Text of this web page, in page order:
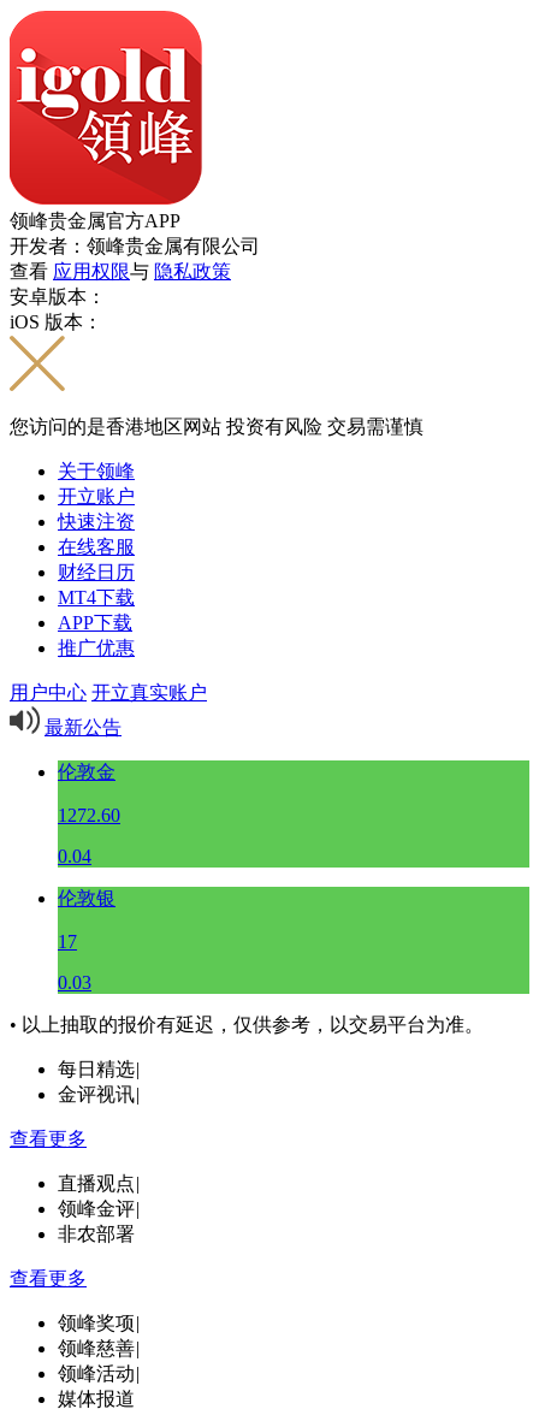
领峰贵金属官方APP
开发者：领峰贵金属有限公司
查看 应用权限与 隐私政策
安卓版本：
iOS 版本：
您访问的是香港地区网站 投资有风险 交易需谨慎
关于领峰
开立账户
快速注资
在线客服
财经日历
MT4下载
APP下载
推广优惠
用户中心 开立真实账户
最新公告
伦敦金
1272.60
0.04
伦敦银
17
0.03
• 以上抽取的报价有延迟，仅供参考，以交易平台为准。
每日精选|
金评视讯|
查看更多
直播观点|
领峰金评|
非农部署
查看更多
领峰奖项|
领峰慈善|
领峰活动|
媒体报道